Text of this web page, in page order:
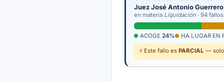
Juez José Antonio
en materia Liquidación · 94 fallos
ACOGE 24% HA LUGAR EN
⚡ Este fallo es PARCIAL — solo